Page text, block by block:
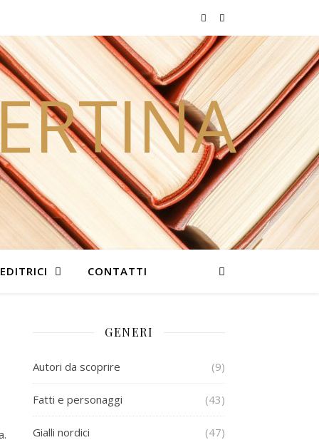
CONTATTI
GENERI
Autori da scoprire (9)
Fatti e personaggi (43)
Gialli nordici (47)